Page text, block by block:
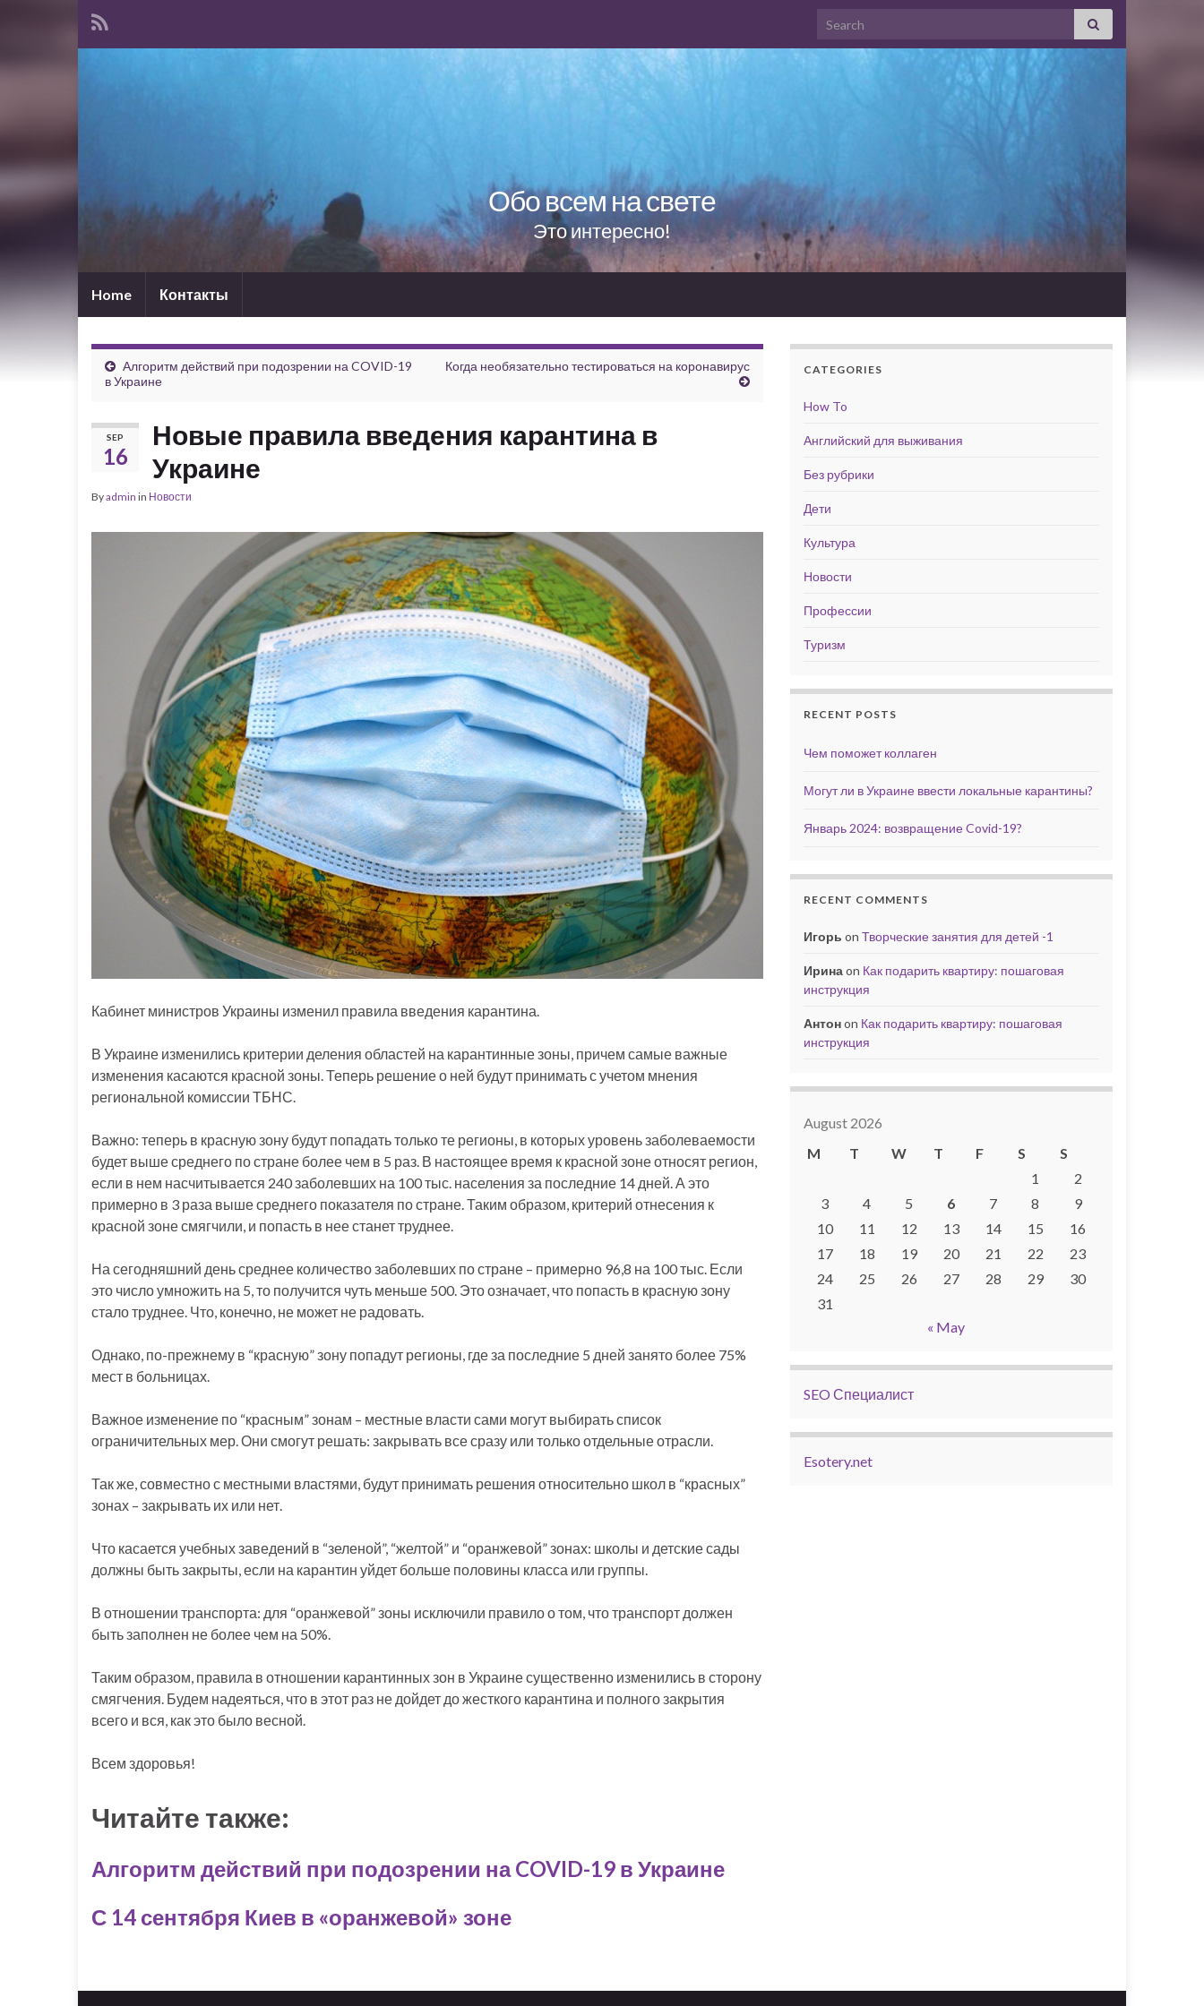
Search for:
Обо всем на свете
Это интересно!
Home Контакты
Алгоритм действий при подозрении на COVID-19
в Украине
Когда необязательно тестироваться на коронавирус
SEP
16
Новые правила введения карантина в
Украине
Byadmin in Новости
Кабинет министров Украины изменил правила введения карантина.
В Украине изменились критерии деления областей на карантинные зоны, причем самые важные
изменения касаются красной зоны. Теперь решение о ней будут принимать с учетом мнения
региональной комиссии ТБНС.
Важно: теперь в красную зону будут попадать только те регионы, в которых уровень заболеваемости
будет выше среднего по стране более чем в 5 раз. В настоящее время к красной зоне относят регион,
если в нем насчитывается 240 заболевших на 100 тыс. населения за последние 14 дней. А это
примерно в 3 раза выше среднего показателя по стране. Таким образом, критерий отнесения к
красной зоне смягчили, и попасть в нее станет труднее.
На сегодняшний день среднее количество заболевших по стране – примерно 96,8 на 100 тыс. Если
это число умножить на 5, то получится чуть меньше 500. Это означает, что попасть в красную зону
стало труднее. Что, конечно, не может не радовать.
Однако, по-прежнему в “красную” зону попадут регионы, где за последние 5 дней занято более 75%
мест в больницах.
Важное изменение по “красным” зонам – местные власти сами могут выбирать список
ограничительных мер. Они смогут решать: закрывать все сразу или только отдельные отрасли.
Так же, совместно с местными властями, будут принимать решения относительно школ в “красных”
зонах – закрывать их или нет.
Что касается учебных заведений в “зеленой”, “желтой” и “оранжевой” зонах: школы и детские сады
должны быть закрыты, если на карантин уйдет больше половины класса или группы.
В отношении транспорта: для “оранжевой” зоны исключили правило о том, что транспорт должен
быть заполнен не более чем на 50%.
Таким образом, правила в отношении карантинных зон в Украине существенно изменились в сторону
смягчения. Будем надеяться, что в этот раз не дойдет до жесткого карантина и полного закрытия
всего и вся, как это было весной.
Всем здоровья!
Читайте также:
Алгоритм действий при подозрении на COVID-19 в Украине
С 14 сентября Киев в «оранжевой» зоне
CATEGORIES
How To
Английский для выживания
Без рубрики
Дети
Культура
Новости
Профессии
Туризм
RECENT POSTS
Чем поможет коллаген
Могут ли в Украине ввести локальные карантины?
Январь 2024: возвращение Covid-19?
RECENT COMMENTS
Игорь on Творческие занятия для детей -1
Иринаon Как подарить квартиру: пошаговая
инструкция
Антонon Как подарить квартиру: пошаговая
инструкция
August 2026
M
T W T F S
S
1
2
3
4 5 6 7 8
9
10
11 12 13 14 15
16
17
18 19 20 21 22
23
24
25 26 27 28 29
30
31
« May
SEO Специалист
Esotery.net